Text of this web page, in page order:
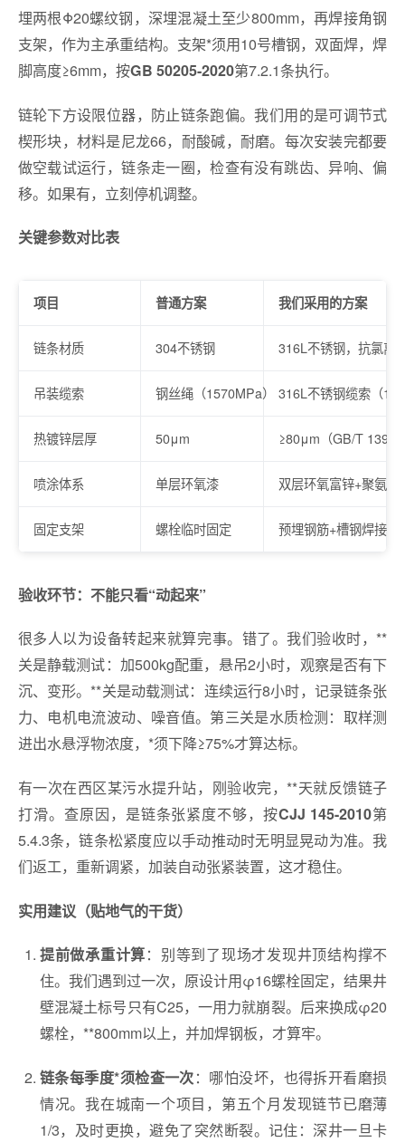
埋两根Φ20螺纹钢，深埋混凝土至少800mm，再焊接角钢
支架，作为主承重结构。支架*须用10号槽钢，双面焊，焊
脚高度≥6mm，按GB 50205-2020第7.2.1条执行。
链轮下方设限位器，防止链条跑偏。我们用的是可调节式
楔形块，材料是尼龙66，耐酸碱，耐磨。每次安装完都要
做空载试运行，链条走一圈，检查有没有跳齿、异响、偏
移。如果有，立刻停机调整。
关键参数对比表
项目 普通方案 我们采用的方案
链条材质 304不锈钢 316L不锈钢，抗氯离
吊装缆索 钢丝绳（1570MPa） 316L不锈钢缆索（
热镀锌层厚 50μm ≥80μm（GB/T
喷涂体系 单层环氧漆 双层环氧富锌+聚氨酯
固定支架 螺栓临时固定 预埋钢筋+槽钢焊接（
验收环节：不能只看“动起来”
很多人以为设备转起来就算完事。错了。我们验收时，**
关是静载测试：加500kg配重，悬吊2小时，观察是否有下
沉、变形。**关是动载测试：连续运行8小时，记录链条张
力、电机电流波动、噪音值。第三关是水质检测：取样测
进出水悬浮物浓度，*须下降≥75%才算达标。
有一次在西区某污水提升站，刚验收完，**天就反馈链子
打滑。查原因，是链条张紧度不够，按CJJ 145-2010第
5.4.3条，链条松紧度应以手动推动时无明显晃动为准。我
们返工，重新调紧，加装自动张紧装置，这才稳住。
实用建议（贴地气的干货）
提前做承重计算：别等到了现场才发现井顶结构撑不
住。我们遇到过一次，原设计用φ16螺栓固定，结果井
壁混凝土标号只有C25，一用力就崩裂。后来换成φ20
螺栓，**800mm以上，并加焊钢板，才算牢。
链条每季度*须检查一次：哪怕没坏，也得拆开看磨损
情况。我在城南一个项目，第五个月发现链节已磨薄
1/3，及时更换，避免了突然断裂。记住：深井一旦卡